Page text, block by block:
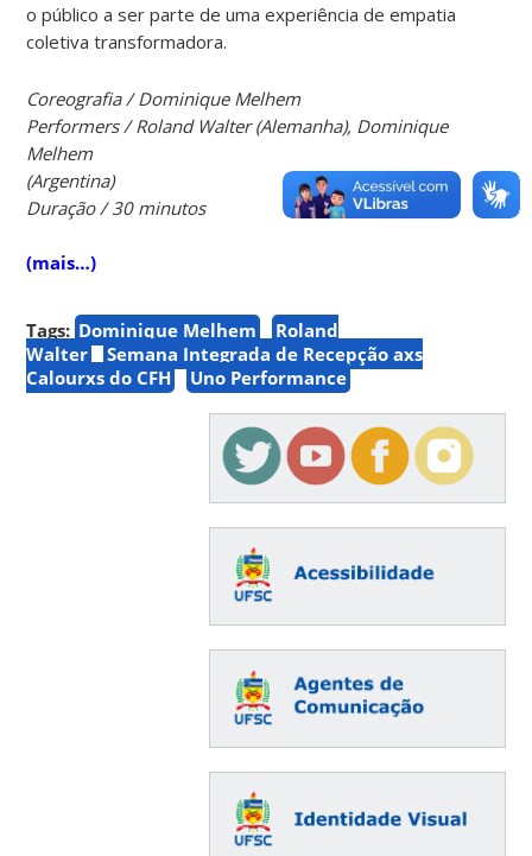
o público a ser parte de uma experiência de empatia
coletiva transformadora.
Coreografia / Dominique Melhem
Performers / Roland Walter (Alemanha), Dominique
Melhem
(Argentina)
Duração / 30 minutos
(mais…)
Tags: Dominique Melhem
Roland
Walter
Semana Integrada de Recepção axs
Calourxs do CFH
Uno Performance